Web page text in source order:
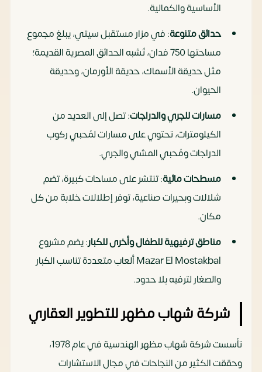
الأساسية والكمالية.
حدائق متنوعة: في مزار مستقبل سيتي، يبلغ مجموع
مساحتها 750 فدان، تُشبه الحدائق المصرية القديمة؛
مثل حديقة الأسماك، حديقة الأورمان، وحديقة
الحيوان.
مسارات للجري والدراجات: تصل إلى العديد من
الكيلومترات، تحتوي على مسارات لمُحبي ركوب
الدراجات ومُحبي المشي والجري.
مسطحات مائية: تنتشر على مساحات كبيرة، تضم
شلالات وبحيرات صناعية، توفر إطلالات خلابة من كل
مكان.
مناطق ترفيهية للطفال وأخرى للكبار: يضم مشروع
Mazar El Mostakbal ألعاب متعددة تناسب الكبار
والصغار لترفيه بلا حدود.
شركة شهاب مظهر للتطوير العقاري
تأسست شركة شهاب مظهر الهندسية في عام 1978،
وحققت الكثير من النجاحات في مجال الاستشارات